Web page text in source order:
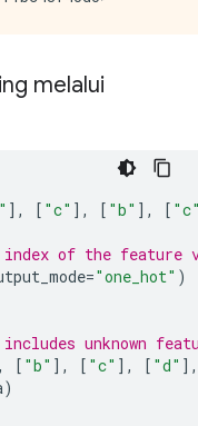
melalui
], [ "c" ], [ "b" ], [
of the feature
="one_hot" )
unknown
[ "b" ], [ "c" ], [ "d" ],
)